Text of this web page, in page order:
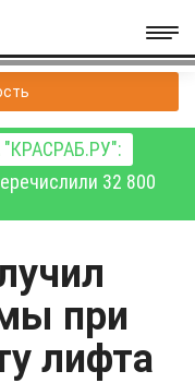
32 800
при
лифта